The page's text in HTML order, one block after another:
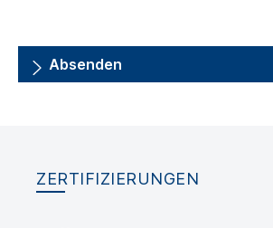
Absenden
ZERTIFIZIERUNGEN